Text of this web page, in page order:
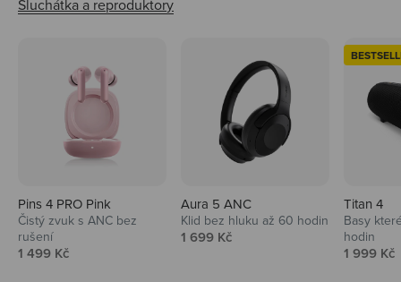
Pins 4 PRO Pink
Čistý zvuk s ANC bez
rušení
Prodejní cena
1 499 Kč
Aura 5 ANC
Klid bez hluku až 60 hodin
Prodejní cena
1 699 Kč
Titan 4
Basy
hodin
Prodejní
1 999 Kč